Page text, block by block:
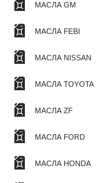
МАСЛА GM
МАСЛА FEBI
МАСЛА NISSAN
МАСЛА TOYOTA
МАСЛА ZF
МАСЛА FORD
МАСЛА HONDA